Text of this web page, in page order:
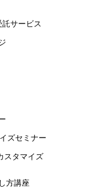
サービス
ズセミナー
スタマイズ
方講座